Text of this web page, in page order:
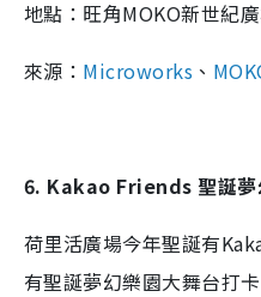
地點： 旺角MOKO新世紀
來源： Microworks 、
6. Kakao Friends 聖誕夢
荷里活廣場今年聖誕有
有聖誕夢幻樂園大舞台打